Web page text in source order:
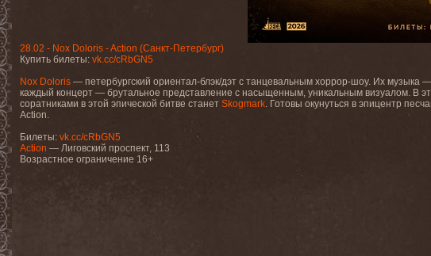
28.02 - Nox Doloris - Action (Санкт-Петербург)
Купить билеты: vk.cc/cRbGN5
Nox Doloris — петербургский ориентал-блэк/дэт с танцевальным хоррор-шоу. Их музыка
каждый концерт — брутальное представление с насыщенным, уникальным визуалом. В
соратниками в этой эпической битве станет Skogmark. Готовы окунуться в эпицентр
Action.
Билеты: vk.cc/cRbGN5
Action — Лиговский проспект, 113
Возрастное ограничение 16+